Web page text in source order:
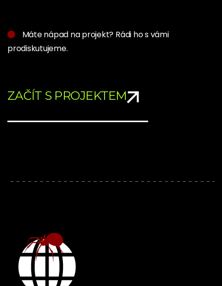
Máte nápad na projekt? Rádi ho s vámi
prodiskutujeme.
ZAČÍT S PROJEKTEM